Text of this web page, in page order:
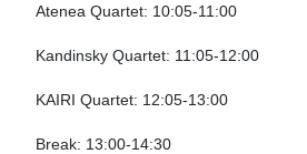
Atenea Quartet: 10:05-11:00
Kandinsky Quartet: 11:05-12:00
KAIRI Quartet: 12:05-13:00
Break: 13:00-14:30